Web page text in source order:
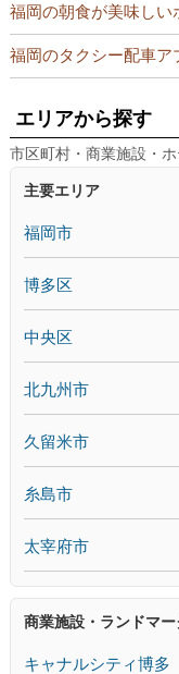
福岡の朝食が美味しい
福岡のタクシー配車ア
エリアから探す
市区町村・商業施設・
主要エリア
福岡市
博多区
中央区
北九州市
久留米市
糸島市
太宰府市
商業施設・ランドマー
キャナルシティ博多